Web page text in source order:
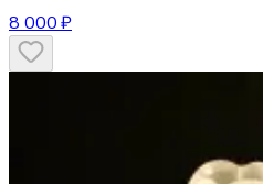
8 000 ₽